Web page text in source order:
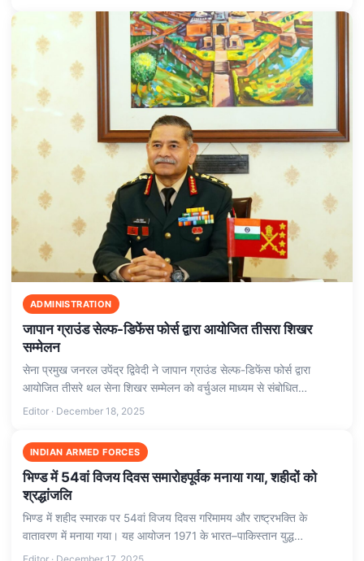
ADMINISTRATION
जापान ग्राउंड सेल्फ-डिफेंस फोर्स द्वारा आयोजित तीसरा शिखर
सम्मेलन
सेना प्रमुख जनरल उपेंद्र द्विवेदी ने जापान ग्राउंड सेल्फ-डिफेंस फोर्स द्वारा
आयोजित तीसरे थल सेना शिखर सम्मेलन को वर्चुअल माध्यम से संबोधित…
Editor · December 18, 2025
INDIAN ARMED FORCES
भिण्ड में 54वां विजय दिवस समारोहपूर्वक मनाया गया, शहीदों को
श्रद्धांजलि
भिण्ड में शहीद स्मारक पर 54वां विजय दिवस गरिमामय और राष्ट्रभक्ति के
वातावरण में मनाया गया। यह आयोजन 1971 के भारत–पाकिस्तान युद्ध…